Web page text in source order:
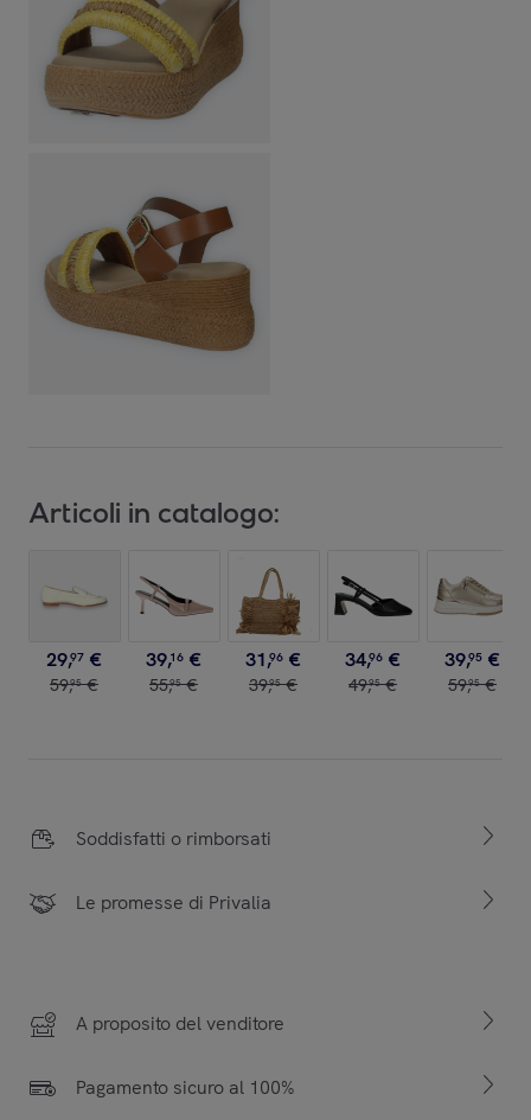
Articoli in catalogo:
29,97 €
59,95 €
39,16 €
55,95 €
31,96 €
39,95 €
34,96 €
49,95 €
39,95 €
59,95 €
Soddisfatti o rimborsati
Le promesse di Privalia
A proposito del venditore
Pagamento sicuro al 100%